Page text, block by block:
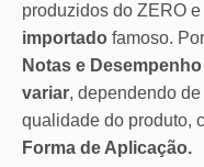
produzidos do ZERO e
importado famoso.
Notas e Desempenho
variar, dependendo
qualidade do produto,
Forma de Aplicação.